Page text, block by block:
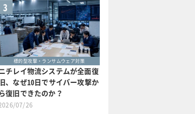
3
標的型攻撃・ランサムウェア対策
チレイ物流システムが全面復
、なぜ10日でサイバー攻撃か
ら復旧できたのか？
07/26